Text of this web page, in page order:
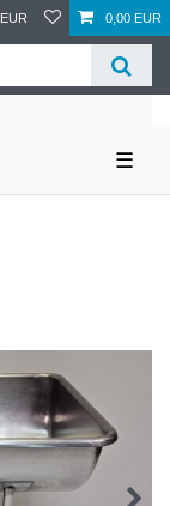
EUR 0,00 EUR
☰